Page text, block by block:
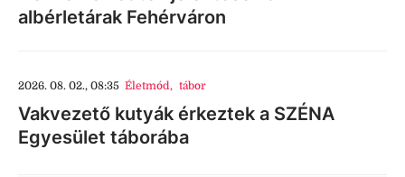
albérletárak Fehérváron
2026. 08. 02., 08:35 Életmód, tábor
Vakvezető kutyák érkeztek a SZÉNA
Egyesület táborába